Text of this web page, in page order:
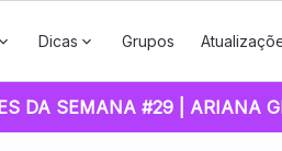
Dicas Grupos
DA SEMANA #29 | ARIANA